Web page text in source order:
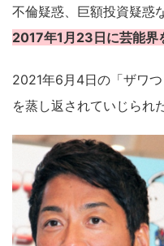
不倫疑惑、巨額投資疑惑
2017年1月23日に芸能界
2021年6月4日の「ザワ
を蒸し返されていじられ